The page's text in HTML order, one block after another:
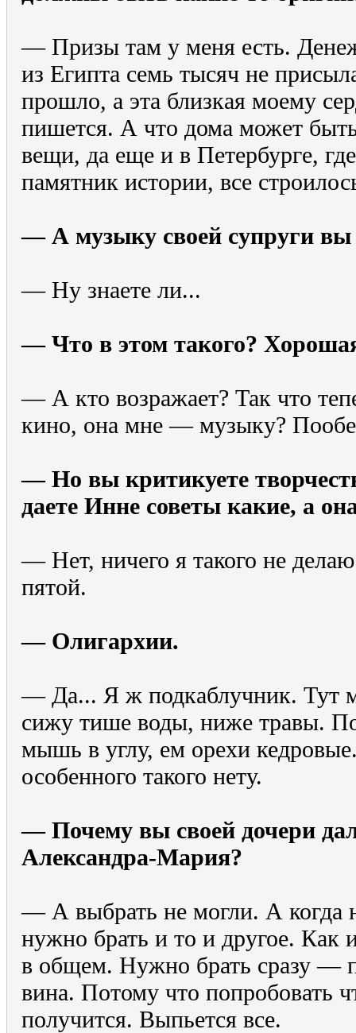
— Призы там у меня есть.
из Египта семь тысяч не
прошло, а эта близкая моему
пишется. А что дома может
вещи, да еще и в Петербурге,
памятник истории, все
— А музыку своей супруги вы
— Ну знаете ли...
— Что в этом такого?
— А кто возражает? Так что
кино, она мне — музыку?
— Но вы критикуете
даете Инне советы какие, а
— Нет, ничего я такого не
пятой.
— Олигархии.
— Да... Я ж подкаблучник. Тут
сижу тише воды, ниже травы.
мышь в углу, ем орехи
особенного такого нету.
— Почему вы своей дочери
Александра-Мария?
— А выбрать не могли. А когда
нужно брать и то и другое. Как
в общем. Нужно брать сразу —
вина. Потому что попробовать
получится. Выпьется все.